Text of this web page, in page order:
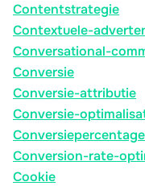
Contentstrategie
Contextuele-
Conversational-
Conversie
Conversie-attributie
Conversie-
Conversiepercentage
Conversion-rate-
Cookie